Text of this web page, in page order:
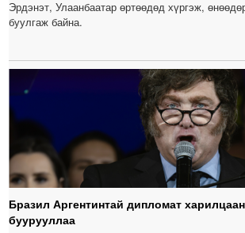
Эрдэнэт, Улаанбаатар өртөөдөд хүргэж,
буулгаж байна.
Бразил Аргентинтай дипломат
буурууллаа